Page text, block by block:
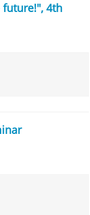
future!", 4th